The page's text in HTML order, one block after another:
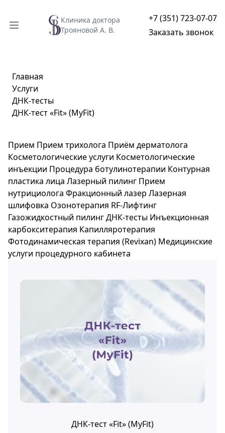
Клиника доктора
Трояновой А. В.
+7 (351) 723-07-07
Заказать звонок
Главная
Услуги
ДНК-тесты
ДНК-тест «Fit» (MyFit)
Прием Прием трихолога Приём дерматолога
Косметологические услуги Косметологические
инъекции Процедура ботулинотерапии Контурная
пластика лица Лазерный пилинг Прием
нутрициолога Фракционный лазер Лазерная
шлифовка Озонотерапия RF-Лифтинг
Газожидкостный пилингДНК-тесты Инъекционная
карбокситерапия Капилляротерапия
Фотодинамическая терапия (Revixan) Медицинские
услуги процедурного кабинета
ДНК-тест «Fit» (MyFit)